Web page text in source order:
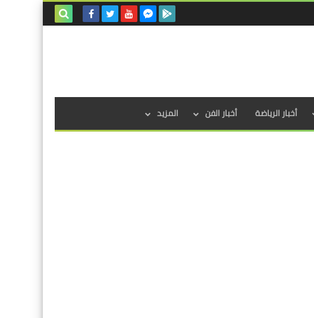
أخبار الرياضة أخبار الفن المزيد